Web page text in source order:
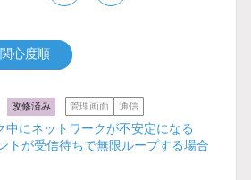
関心度順
改修済み 管理画面 通信
中にネットワークが不安定になる
トが受信待ちで無限ループする場合